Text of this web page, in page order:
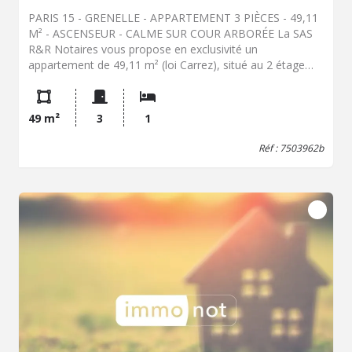
PARIS 15 - GRENELLE - APPARTEMENT 3 PIÈCES - 49,11
M² - ASCENSEUR - CALME SUR COUR ARBORÉE La SAS
R&R Notaires vous propose en exclusivité un
appartement de 49,11 m² (loi Carrez), situé au 2 étage
à quelques pas du Champ-de-Mars. Entièrement orienté
sur une cour arborée, ce bien bénéficie d'un
environnement particulièrement calme, tout en profitant
d'un emplacement recherché, au coeur du quartier de
des nombreux services qui participent à la qualité de vie
de ce secteur du 15 arrondissement. L'appartement
séduit par son agencement fonctionnel, sa luminosité
grâce à son exposition sud-ouest, ainsi que par les
éléments anciens qu'il a conservés. La distribution des
pièces offre également des possibilités d'évolution,
permettant notamment la création d'une seconde
chambre, sous réserve des aménagements nécessaires. Il
se compose d'une entrée desservant un double séjour
exposé sud-ouest, d'une cuisine indépendante, d'une
chambre, d'une salle d'eau, de toilettes séparées ainsi
49 m² 3 1
Réf : 7503962b